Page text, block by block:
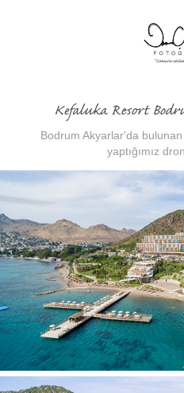
Kefaluka Resort
Bodrum Akyarlar'da
yaptığımız